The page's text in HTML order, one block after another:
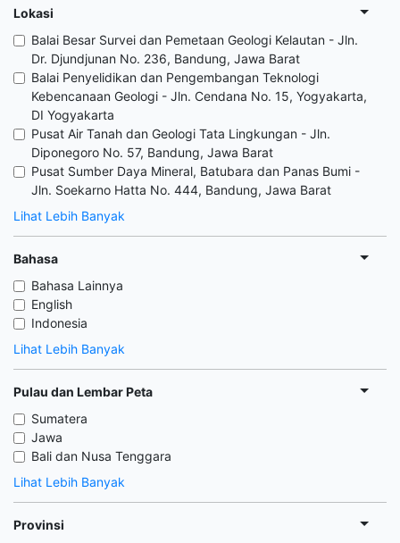
Lokasi
Balai Besar Survei dan Pemetaan Geologi Kelautan - Jln.
Dr. Djundjunan No. 236, Bandung, Jawa Barat
Balai Penyelidikan dan Pengembangan Teknologi
Kebencanaan Geologi - Jln. Cendana No. 15, Yogyakarta,
DI Yogyakarta
Pusat Air Tanah dan Geologi Tata Lingkungan - Jln.
Diponegoro No. 57, Bandung, Jawa Barat
Pusat Sumber Daya Mineral, Batubara dan Panas Bumi -
Jln. Soekarno Hatta No. 444, Bandung, Jawa Barat
Lihat Lebih Banyak
Bahasa
Bahasa Lainnya
English
Indonesia
Lihat Lebih Banyak
Pulau dan Lembar Peta
Sumatera
Jawa
Bali dan Nusa Tenggara
Lihat Lebih Banyak
Provinsi